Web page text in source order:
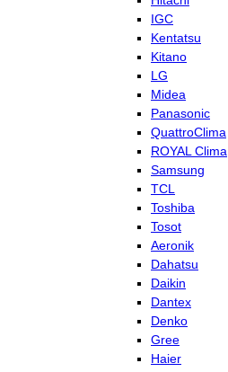
IGC
Kentatsu
Kitano
LG
Midea
Panasonic
QuattroClima
ROYAL Clima
Samsung
TCL
Toshiba
Tosot
Aeronik
Dahatsu
Daikin
Dantex
Denko
Gree
Haier